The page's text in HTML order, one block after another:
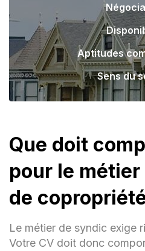
Aptitudes
Sens du
Que doit
pour le
de
Le métier de syndic exige
Votre CV doit donc